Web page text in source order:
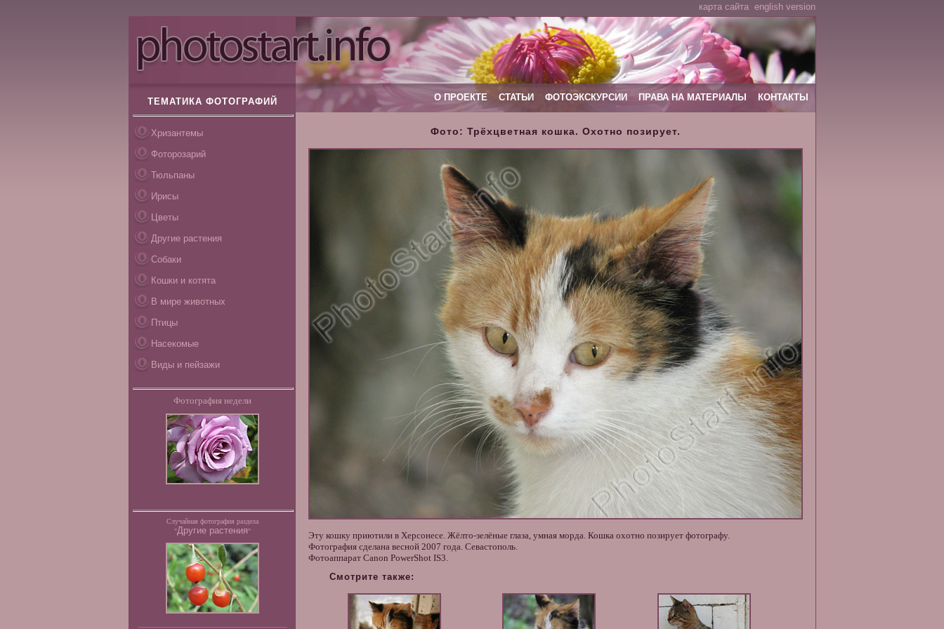
карта сайта english version
ТЕМАТИКА ФОТОГРАФИЙ
Хризантемы
Фоторозарий
Тюльпаны
Ирисы
Цветы
Другие растения
Собаки
Кошки и котята
В мире животных
Птицы
Насекомые
Виды и пейзажи
Фотография недели
Случайная фотография раздела
"Другие растения"
О ПРОЕКТЕ СТАТЬИ ФОТОЭКСКУРСИИ ПРАВА НА МАТЕРИАЛЫ КОНТАКТЫ
Фото: Трёхцветная кошка. Охотно позирует.
Эту кошку приютили в Херсонесе. Жёлто-зелёные глаза, умная морда. Кошка охотно позирует фотографу.
Фотография сделана весной 2007 года. Севастополь.
Фотоаппарат Canon PowerShot IS3.
Смотрите также: